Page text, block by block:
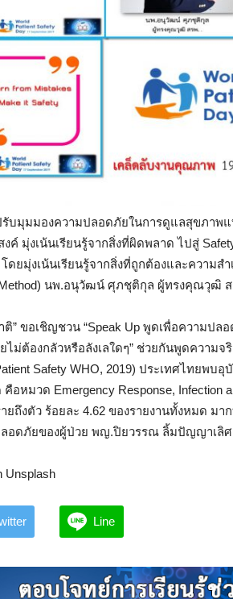
ปรับมุมมองความปลอดภัยในการดูแลสุขภา
ค์ มุ่งเน้นเรียนรู้จากสิ่งที่ผิดพลาด ไปสู่
ดยมุ่งเน้นเรียนรู้จากสิ่งที่ถูกต้องและความสำ
Method) นพ.อนุวัฒน์ ศุภชุติกุล ผู้ทรงคุณวุฒิ
ติ” ขอเชิญชวน “Speak Up พูดเพื่อความป
ต้องกลัวหรือลังเลใดๆ” ช่วยกันพูดความจริ
Safety WHO, 2019) ประเทศไทยพบ
หมวด Emergency Response, Infection
ยถึงตัว ร้อยละ 4.62 ของรายงานทั้งหมด ม
อดภัยของผู้ป่วย พญ.ปิยวรรณ ลิ้มปัญญาเลิศ
Unsplash
Line